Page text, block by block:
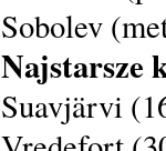
Sobolev
Najstarsze
Suavjärvi